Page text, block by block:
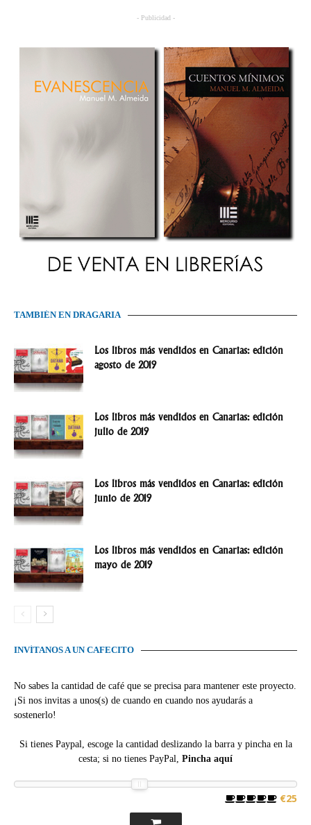
- Publicidad -
TAMBIÉN EN DRAGARIA
Los libros más vendidos en Canarias: edición
agosto de 2019
Los libros más vendidos en Canarias: edición
julio de 2019
Los libros más vendidos en Canarias: edición
junio de 2019
Los libros más vendidos en Canarias: edición
mayo de 2019
INVÍTANOS A UN CAFECITO
No sabes la cantidad de café que se precisa para mantener este proyecto.
¡Si nos invitas a unos(s) de cuando en cuando nos ayudarás a
sostenerlo!
Si tienes Paypal, escoge la cantidad deslizando la barra y pincha en la
cesta; si no tienes PayPal, Pincha aquí
€25